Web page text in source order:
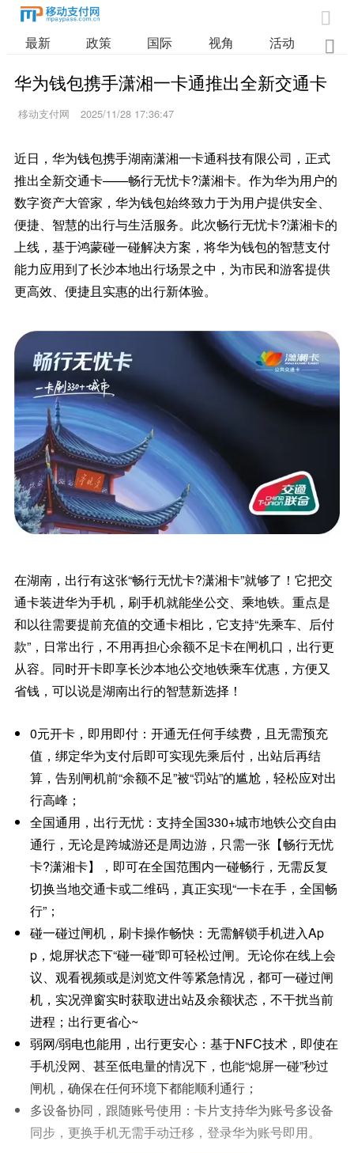

最新 政策 国际 视角 活动 业

华为钱包携手潇湘一卡通推出全新交通卡
移动支付网 2025/11/28 17:36:47
近日，华为钱包携手湖南潇湘一卡通科技有限公司，正式
推出全新交通卡——畅行无忧卡?潇湘卡。作为华为用户的
数字资产大管家，华为钱包始终致力于为用户提供安全、
便捷、智慧的出行与生活服务。此次畅行无忧卡?潇湘卡的
上线，基于鸿蒙碰一碰解决方案，将华为钱包的智慧支付
能力应用到了长沙本地出行场景之中，为市民和游客提供
更高效、便捷且实惠的出行新体验。
在湖南，出行有这张“畅行无忧卡?潇湘卡”就够了！它把交
通卡装进华为手机，刷手机就能坐公交、乘地铁。重点是
和以往需要提前充值的交通卡相比，它支持“先乘车、后付
款”，日常出行，不用再担心余额不足卡在闸机口，出行更
从容。同时开卡即享长沙本地公交地铁乘车优惠，方便又
省钱，可以说是湖南出行的智慧新选择！
0元开卡，即用即付：开通无任何手续费，且无需预充
值，绑定华为支付后即可实现先乘后付，出站后再结
算，告别闸机前“余额不足”被“罚站”的尴尬，轻松应对出
行高峰；
全国通用，出行无忧：支持全国330+城市地铁公交自由
通行，无论是跨城游还是周边游，只需一张【畅行无忧
卡?潇湘卡】，即可在全国范围内一碰畅行，无需反复
切换当地交通卡或二维码，真正实现“一卡在手，全国畅
行”；
碰一碰过闸机，刷卡操作畅快：无需解锁手机进入Ap
p，熄屏状态下“碰一碰”即可轻松过闸。无论你在线上会
议、观看视频或是浏览文件等紧急情况，都可一碰过闸
机，实况弹窗实时获取进出站及余额状态，不干扰当前
进程；出行更省心~
弱网/弱电也能用，出行更安心：基于NFC技术，即使在
手机没网、甚至低电量的情况下，也能“熄屏一碰”秒过
闸机，确保在任何环境下都能顺利通行；
多设备协同，跟随账号使用：卡片支持华为账号多设备
同步，更换手机无需手动迁移，登录华为账号即用。